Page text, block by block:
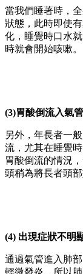
當我們睡著時，
狀態，此時即使
化，睡覺時口水
時就會開始咳嗽。
(3)胃酸倒流入氣管
另外，年長者一
流，尤其在睡覺
胃酸倒流的情況
頭稍為將長者頭部
(4) 出現症狀不明
通過氣管進入肺
輕微發炎，所以